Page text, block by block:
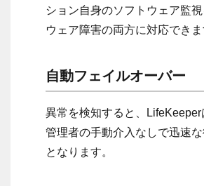
ション自身のソフトウェア監
ウェア障害の両方に対応できま
自動フェイルオーバー
異常を検知すると、
管理者の手動介入なしで迅速
となります。